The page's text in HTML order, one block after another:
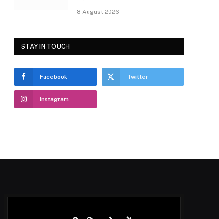
8 August 2026
STAY IN TOUCH
Facebook Twitter
Instagram